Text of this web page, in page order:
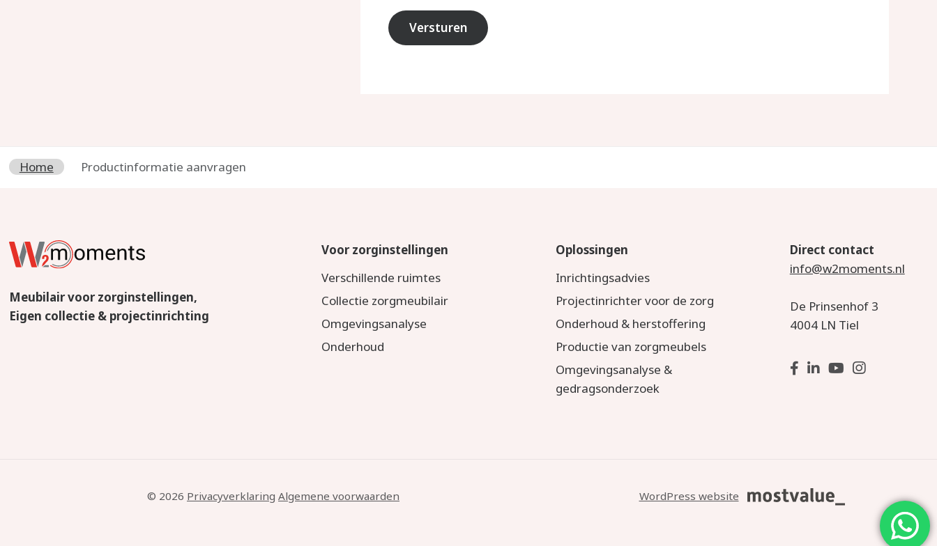
Home Productinformatie aanvragen
Meubilair voor zorginstellingen,
Eigen collectie & projectinrichting
Voor zorginstellingen
Verschillende ruimtes
Collectie zorgmeubilair
Omgevingsanalyse
Onderhoud
Oplossingen
Inrichtingsadvies
Projectinrichter voor de zorg
Onderhoud & herstoffering
Productie van zorgmeubels
Omgevingsanalyse &
gedragsonderzoek
Direct contact
info@w2moments.nl
De Prinsenhof 3
4004 LN Tiel
© 2026 Privacyverklaring Algemene voorwaarden WordPress website